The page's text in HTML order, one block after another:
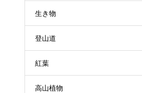
生き物
登山道
紅葉
高山植物